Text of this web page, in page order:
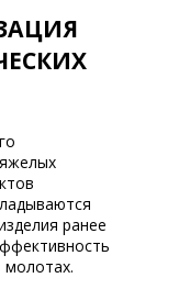
ранее
молотах.